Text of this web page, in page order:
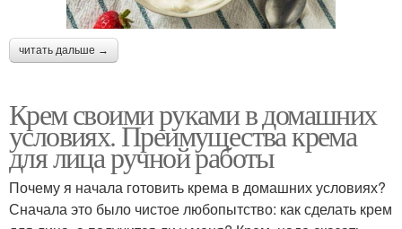
читать дальше →
Крем своими руками в домашних
условиях. Преимущества крема
для лица ручной работы
Почему я начала готовить крема в домашних условиях?
Сначала это было чистое любопытство: как сделать крем